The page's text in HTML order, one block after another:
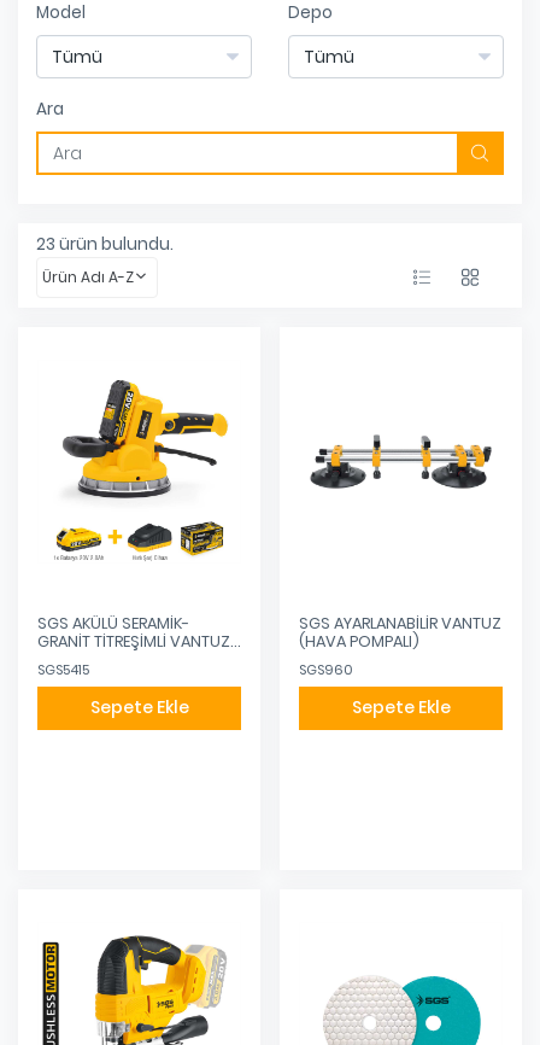
Model Depo
Ara
23 ürün bulundu.
Ürün Adı A-Z
SGS AKÜLÜ SERAMİK-
GRANİT TİTREŞİMLİ VANTUZ
SGS5415
Sepete Ekle
SGS AYARLANABİLİR VANTUZ
(HAVA POMPALI)
SGS960
Sepete Ekle